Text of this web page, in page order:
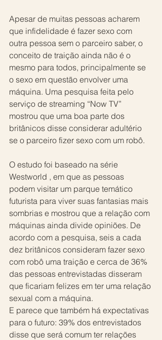
Apesar de muitas pessoas acharem
que infidelidade é fazer sexo com
outra pessoa sem o parceiro saber, o
conceito de traição ainda não é o
mesmo para todos, principalmente se
o sexo em questão envolver uma
máquina. Uma pesquisa feita pelo
serviço de streaming “Now TV”
mostrou que uma boa parte dos
britânicos disse considerar adultério
se o parceiro fizer sexo com um robô.
O estudo foi baseado na série
Westworld , em que as pessoas
podem visitar um parque temático
futurista para viver suas fantasias mais
sombrias e mostrou que a relação com
máquinas ainda divide opiniões. De
acordo com a pesquisa, seis a cada
dez britânicos consideram fazer sexo
com robô uma traição e cerca de 36%
das pessoas entrevistadas disseram
que ficariam felizes em ter uma relação
sexual com a máquina.
E parece que também há expectativas
para o futuro: 39% dos entrevistados
disse que será comum ter relações